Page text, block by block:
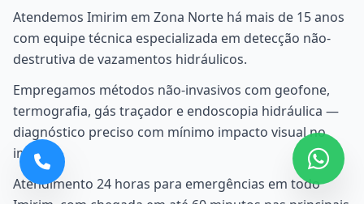
Atendemos Imirim em Zona Norte há mais de 15 anos
com equipe técnica especializada em detecção não-
destrutiva de vazamentos hidráulicos.
Empregamos métodos não-invasivos com geofone,
termografia, gás traçador e endoscopia hidráulica —
diagnóstico preciso com mínimo impacto visual no
imóvel.
Atendimento 24 horas para emergências em todo